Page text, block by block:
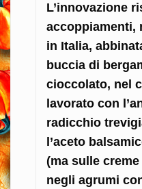
L’innovazione
accoppiamenti,
in Italia,
buccia di
cioccolato, nel
lavorato con
radicchio
l’aceto
(ma sulle
negli agrumi